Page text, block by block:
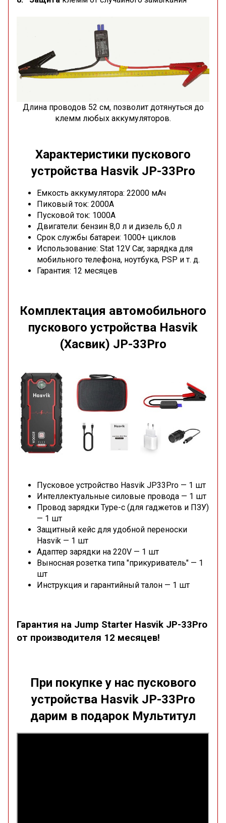
Длина проводов 52 см, позволит дотянуться до
клемм любых аккумуляторов.
Характеристики пускового
устройства Hasvik JP-33Pro
Емкость аккумулятора: 22000 мАч
Пиковый ток: 2000A
Пусковой ток: 1000А
Двигатели: бензин 8,0 л и дизель 6,0 л
Срок службы батареи: 1000+ циклов
Использование: Stat 12V Car, зарядка для
мобильного телефона, ноутбука, PSP и т. д.
Гарантия: 12 месяцев
Комплектация автомобильного
пускового устройства Hasvik
(Хасвик) JP-33Pro
Пусковое устройство Hasvik JP33Pro — 1 шт
Интеллектуальные силовые провода — 1 шт
Провод зарядки Type-c (для гаджетов и ПЗУ)
— 1 шт
Защитный кейс для удобной переноски
Hasvik — 1 шт
Адаптер зарядки на 220V — 1 шт
Выносная розетка типа "прикуриватель" — 1
шт
Инструкция и гарантийный талон — 1 шт
Гарантия на Jump Starter Hasvik JP-33Pro
от производителя 12 месяцев!
При покупке у нас пускового
устройства Hasvik JP-33Pro
дарим в подарок Мультитул